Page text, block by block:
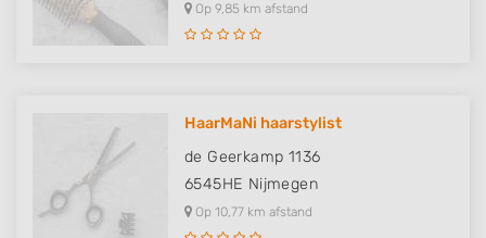
Op 9,85 km afstand
HaarMaNi haarstylist
de Geerkamp 1136
6545HE Nijmegen
Op 10,77 km afstand